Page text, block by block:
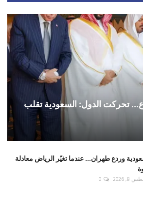
تحركت الدول: السعودية تقلب
وردع طهران... عندما تغيّر الرياض معادلة
2026
0